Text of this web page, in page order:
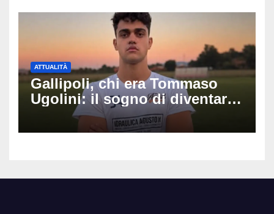
ATTUALITÀ
Gallipoli, chi era Tommaso
Ugolini: il sogno di diventare
medico e la fascia da
capitano, il dolore di Bologna